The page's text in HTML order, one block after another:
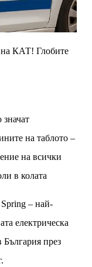
на КАТ! Глобите
значат
на таблото –
на всички
в колата
– най-
електрическа
България през